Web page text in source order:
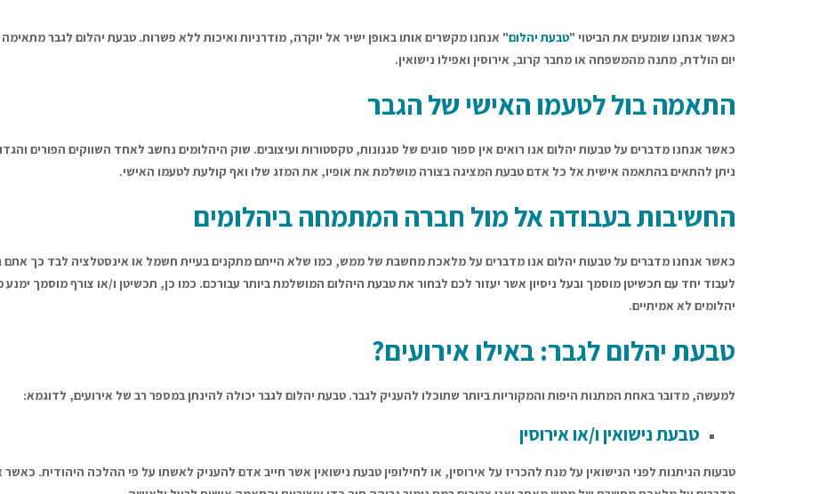
כאשר אנחנו שומעים את הביטוי "טבעת יהלום" אנחנו מקשרים אותו באופן ישיר אל יוקרה, מודרניות ואיכות ללא פשרות. טבעת יהלום לגבר
יום הולדת, מתנה מהמשפחה או מחבר קרוב, אירוסין ואפילו נישואין.
התאמה בול לטעמו האישי של הגבר
כאשר אנחנו מדברים על טבעות יהלום אנו רואים אין ספור סוגים של סגנונות, טקסטורות ועיצובים. שוק היהלומים נחשב לאחד השווקים הפורים
ניתן להתאים בהתאמה אישית אל כל אדם טבעת המציגה בצורה מושלמת את אופיו, את המזג שלו ואף קולעת לטעמו האישי.
החשיבות בעבודה אל מול חברה המתמחה ביהלומים
כאשר אנחנו מדברים על טבעות יהלום אנו מדברים על מלאכת מחשבת של ממש, כמו שלא הייתם מתקנים בעיית חשמל או אינסטלציה לבד כך אתם
לעבוד יחד עם תכשיטן מוסמך ובעל ניסיון אשר יעזור לכם לבחור את טבעת היהלום המושלמת ביותר עבורכם. כמו כן, תכשיטן ו/או צורף מוסמך
יהלומים לא אמיתיים.
טבעת יהלום לגבר: באילו אירועים?
למעשה, מדובר באחת המתנות היפות והמקוריות ביותר שתוכלו להעניק לגבר. טבעת יהלום לגבר יכולה להינתן במספר רב של אירועים, לדוגמא:
טבעת נישואין ו/או אירוסין
טבעות הניתנות לפני הנישואין על מנת להכריז על אירוסין, או לחילופין טבעת נישואין אשר חייב אדם להעניק לאשתו על פי ההלכה היהודית. כאשר